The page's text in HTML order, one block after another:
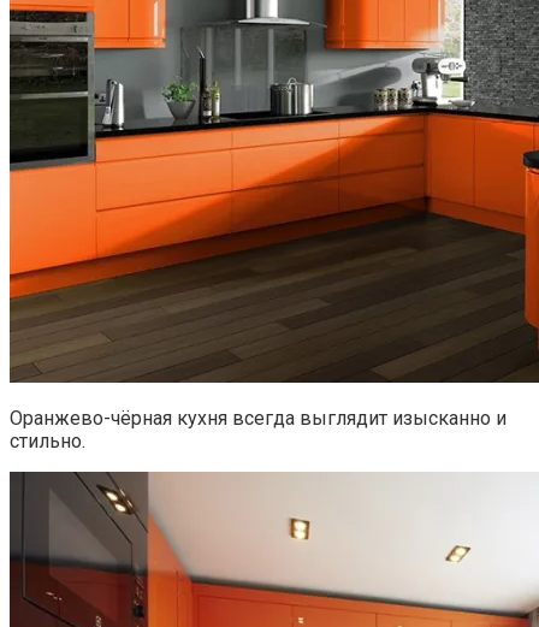
Оранжево-чёрная кухня всегда выглядит изысканно и
стильно.